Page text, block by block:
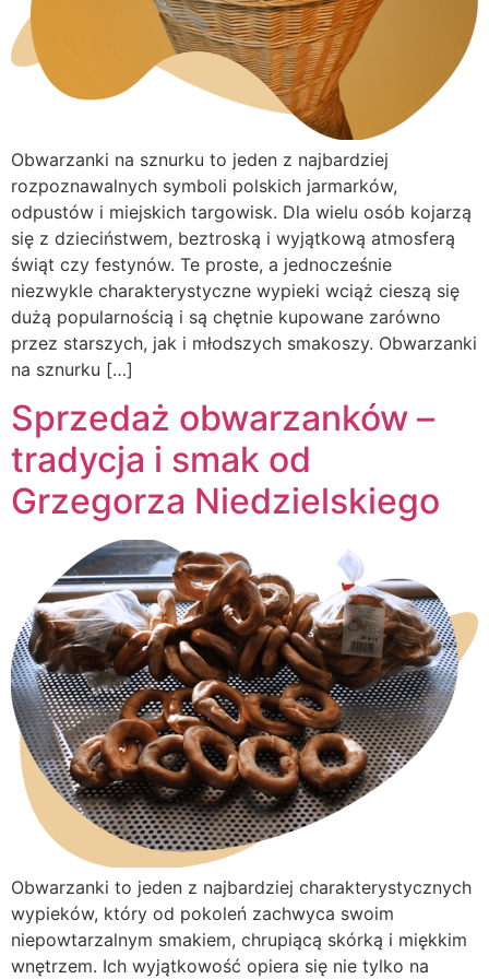
Obwarzanki na sznurku to jeden z najbardziej
rozpoznawalnych symboli polskich jarmarków,
odpustów i miejskich targowisk. Dla wielu osób kojarzą
się z dzieciństwem, beztroską i wyjątkową atmosferą
świąt czy festynów. Te proste, a jednocześnie
niezwykle charakterystyczne wypieki wciąż cieszą się
dużą popularnością i są chętnie kupowane zarówno
przez starszych, jak i młodszych smakoszy. Obwarzanki
na sznurku […]
Sprzedaż obwarzanków –
tradycja i smak od
Grzegorza Niedzielskiego
Obwarzanki to jeden z najbardziej charakterystycznych
wypieków, który od pokoleń zachwyca swoim
niepowtarzalnym smakiem, chrupiącą skórką i miękkim
wnętrzem. Ich wyjątkowość opiera się nie tylko na